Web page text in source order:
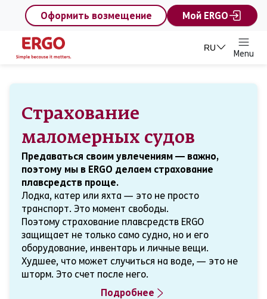
content
Оформить возмещение
Мой ERGO
RU
Menu
Страхование
маломерных судов
Предаваться своим увлечениям — важно,
поэтому мы в ERGO делаем страхование
плавсредств проще.
Лодка, катер или яхта — это не просто
транспорт. Это момент свободы.
Поэтому страхование плавсредств ERGO
защищает не только само судно, но и его
оборудование, инвентарь и личные вещи.
Худшее, что может случиться на воде, — это не
шторм. Это счет после него.
Подробнее